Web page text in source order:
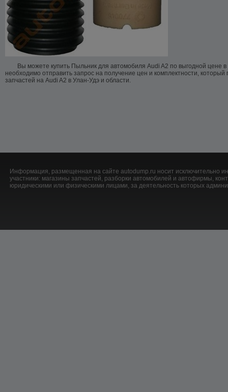
Вы можете купить Пыльник для автомобиля Audi A2 по выгодной цене в
необходимо отправить запрос на получение цен и комплектности, который
запчастей на Audi A2 в Улан-Удэ и области.
Информация, размещенная на сайте autodump.ru носит исключительно
участники: магазины запчастей, разборки автомобилей и автофирмы,
юридическими или физическими лицами, за деятельность которых